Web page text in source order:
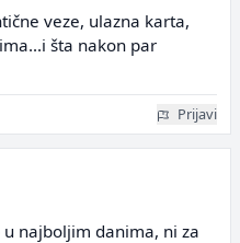
veze, ulazna karta,
šta nakon par
Prijavi
u najboljim danima, ni za